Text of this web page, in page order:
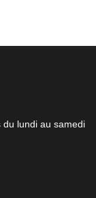
du lundi au samedi